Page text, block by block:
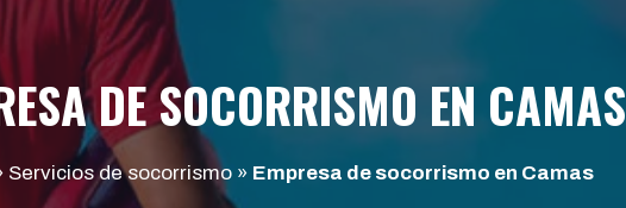
DE SOCORRISMO EN CAMAS
Servicios de socorrismo » Empresa de socorrismo en Camas